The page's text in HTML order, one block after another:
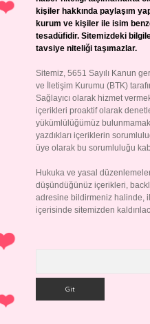
kişiler hakkında paylaşım
kurum ve kişiler ile isim
tesadüfidir. Sitemizdeki
tavsiye niteliği taşımazlar.
Sitemiz, 5651 Sayılı Kanun
ve İletişim Kurumu (BTK)
Sağlayıcı olarak hizmet
içerikleri proaktif olarak
yükümlülüğümüz
yazdıkları içeriklerin
üye olarak bu sorumluluğu
Hukuka ve yasal
düşündüğünüz içerikleri,
adresine bildirmeniz halinde,
içerisinde sitemizden